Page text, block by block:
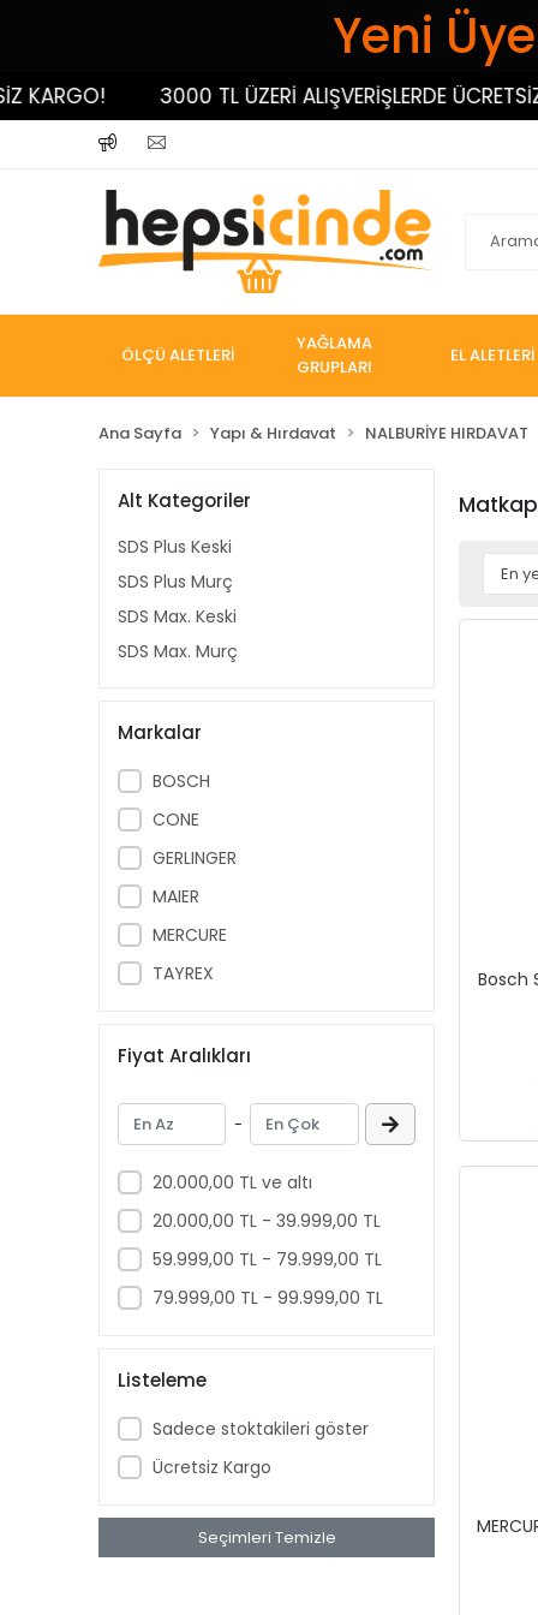
Yeni
3000 TL ÜZERİ ALIŞVERİŞLERDE ÜCRETSİZ
ÖLÇÜ ALETLERİ
YAĞLAMA
GRUPLARI
EL ALETLERİ
Ana Sayfa Yapı & Hırdavat NALBURİYE HIRDAVAT
Alt Kategoriler
SDS Plus Keski
SDS Plus Murç
SDS Max. Keski
SDS Max. Murç
Markalar
BOSCH
CONE
GERLINGER
MAIER
MERCURE
TAYREX
Fiyat Aralıkları
-
20.000,00 TL ve altı
20.000,00 TL - 39.999,00 TL
59.999,00 TL - 79.999,00 TL
79.999,00 TL - 99.999,00 TL
Listeleme
Sadece stoktakileri göster
Ücretsiz Kargo
Seçimleri Temizle
Matkap
Bosch